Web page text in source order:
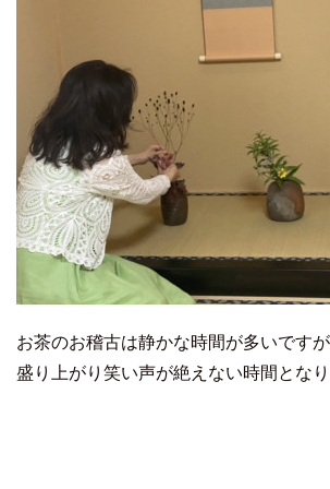
お茶のお稽古は静かな時間が多いです
盛り上がり笑い声が絶えない時間となり